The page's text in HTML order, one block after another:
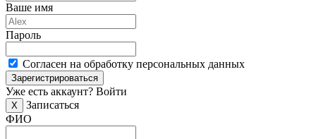
Ваше имя
Пароль
Согласен на обработку персональных данных
Зарегистрироваться
Уже есть аккаунт? Войти
X
Записаться
ФИО